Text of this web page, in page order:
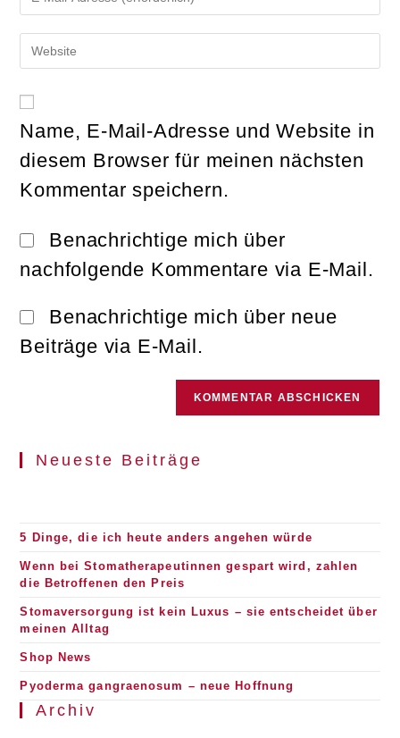
Kommentieren
ein
deine
Mail-
Kommentieren
deine
URL
(optional)
Name, E-Mail-Adresse und Website in
diesem Browser für meinen nächsten
Kommentar speichern.
Benachrichtige mich über
nachfolgende Kommentare via E-Mail.
Benachrichtige mich über neue
Beiträge via E-Mail.
Neueste Beiträge
5 Dinge, die ich heute anders angehen würde
Wenn bei Stomatherapeutinnen gespart wird, zahlen
die Betroffenen den Preis
Stomaversorgung ist kein Luxus – sie entscheidet über
meinen Alltag
Shop News
Pyoderma gangraenosum – neue Hoffnung
Archiv